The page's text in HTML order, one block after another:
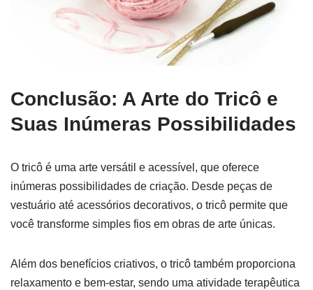
Conclusão: A Arte do Tricô e
Suas Inúmeras Possibilidades
O tricô é uma arte versátil e acessível, que oferece
inúmeras possibilidades de criação. Desde peças de
vestuário até acessórios decorativos, o tricô permite que
você transforme simples fios em obras de arte únicas.
Além dos benefícios criativos, o tricô também proporciona
relaxamento e bem-estar, sendo uma atividade terapêutica